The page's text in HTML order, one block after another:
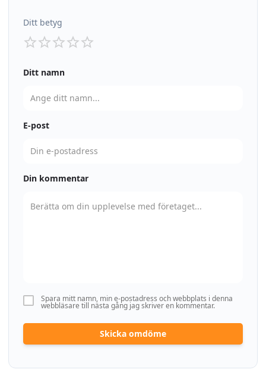
Ditt betyg
Ditt namn
E-post
Din kommentar
Spara mitt namn, min e-postadress och webbplats i denna
webbläsare till nästa gång jag skriver en kommentar.
Skicka omdöme